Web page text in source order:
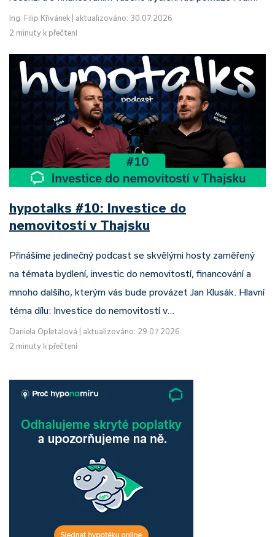
Ing. Filip Křivánek
aktualizováno: 30.07.2026
2 minuty k přečtení
hypotalks #10: Investice do
nemovitostí v Thajsku
Přinášíme jedinečný podcast se skvělými hosty zaměřený
na témata bydlení, investic do nemovitostí, financování a
mnoho dalšího, kterým vás bude provázet Jan Klusák. Hlavní
téma dílu: Investice do nemovitostí v…
Daniela Opletalová
aktualizováno: 29.07.2026
2 minuty k přečtení